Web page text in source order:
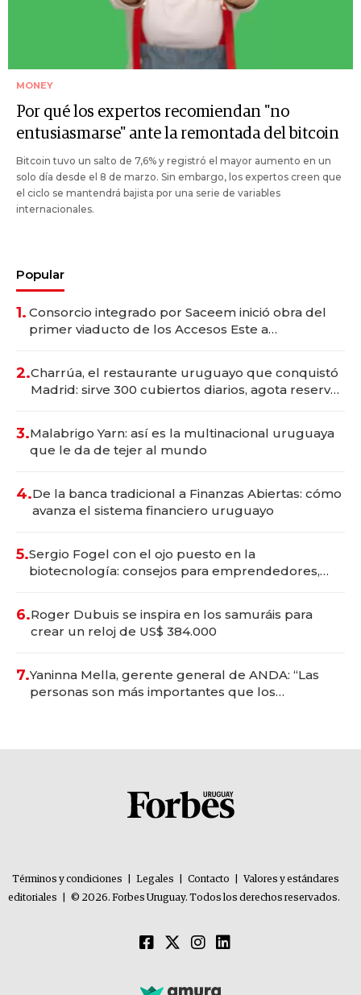
MONEY
Por qué los expertos recomiendan "no
entusiasmarse" ante la remontada del bitcoin
Bitcoin tuvo un salto de 7,6% y registró el mayor aumento en un
solo día desde el 8 de marzo. Sin embargo, los expertos creen que
el ciclo se mantendrá bajista por una serie de variables
internacionales.
Popular
1. Consorcio integrado por Saceem inició obra del
primer viaducto de los Accesos Este a
2.Charrúa, el restaurante uruguayo que conquistó
Madrid: sirve 300 cubiertos diarios, agota reservas
3.Malabrigo Yarn: así es la multinacional uruguaya
que le da de tejer al mundo
4.De la banca tradicional a Finanzas Abiertas: cómo
avanza el sistema financiero uruguayo
5.Sergio Fogel con el ojo puesto en la
biotecnología: consejos para emprendedores,
6.Roger Dubuis se inspira en los samuráis para
crear un reloj de US$ 384.000
7.Yaninna Mella, gerente general de ANDA: “Las
personas son más importantes que los
Términos y condiciones Legales Contacto
Valores y estándares
editoriales
© 2026. Forbes Uruguay. Todos los derechos reservados.